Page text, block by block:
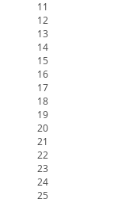
11
12
13
14
15
16
17
18
19
20
21
22
23
24
25